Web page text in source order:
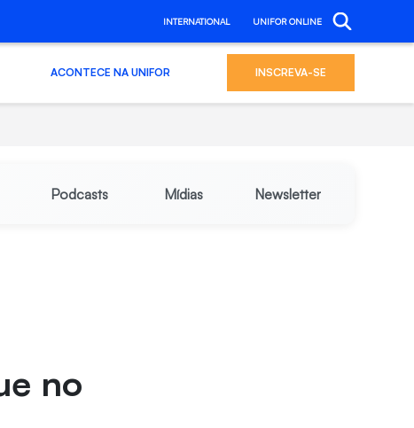
INTERNATIONAL UNIFOR ONLINE
ACONTECE NA UNIFOR INSCREVA-SE
Podcasts Mídias Newsletter
no